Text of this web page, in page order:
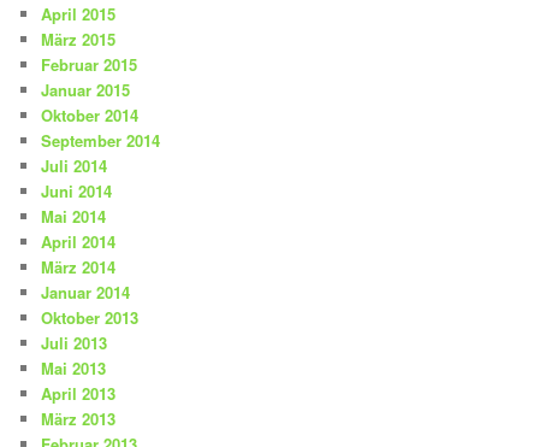
April 2015
März 2015
Februar 2015
Januar 2015
Oktober 2014
September 2014
Juli 2014
Juni 2014
Mai 2014
April 2014
März 2014
Januar 2014
Oktober 2013
Juli 2013
Mai 2013
April 2013
März 2013